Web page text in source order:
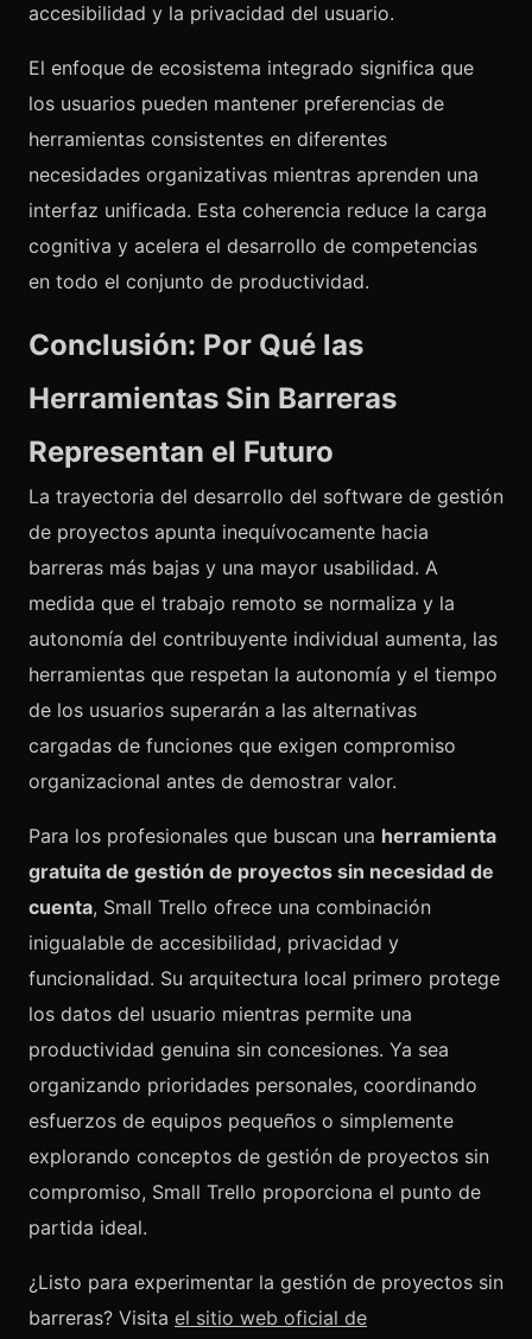
accesibilidad y la privacidad del usuario.
El enfoque de ecosistema integrado significa que
los usuarios pueden mantener preferencias de
herramientas consistentes en diferentes
necesidades organizativas mientras aprenden una
interfaz unificada. Esta coherencia reduce la carga
cognitiva y acelera el desarrollo de competencias
en todo el conjunto de productividad.
Conclusión: Por Qué las
Herramientas Sin Barreras
Representan el Futuro
La trayectoria del desarrollo del software de gestión
de proyectos apunta inequívocamente hacia
barreras más bajas y una mayor usabilidad. A
medida que el trabajo remoto se normaliza y la
autonomía del contribuyente individual aumenta, las
herramientas que respetan la autonomía y el tiempo
de los usuarios superarán a las alternativas
cargadas de funciones que exigen compromiso
organizacional antes de demostrar valor.
Para los profesionales que buscan una herramienta
gratuita de gestión de proyectos sin necesidad de
cuenta, Small Trello ofrece una combinación
inigualable de accesibilidad, privacidad y
funcionalidad. Su arquitectura local primero protege
los datos del usuario mientras permite una
productividad genuina sin concesiones. Ya sea
organizando prioridades personales, coordinando
esfuerzos de equipos pequeños o simplemente
explorando conceptos de gestión de proyectos sin
compromiso, Small Trello proporciona el punto de
partida ideal.
¿Listo para experimentar la gestión de proyectos sin
barreras? Visita el sitio web oficial de